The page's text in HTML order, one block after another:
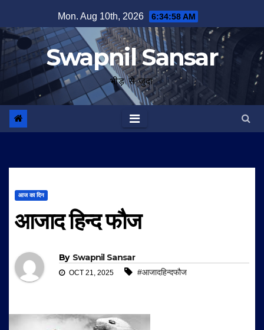
to
content
Mon. Aug 10th, 2026 6:34:59 AM
Swapnil Sansar
भीड़ से जुदा
आज का दिन
आजाद हिन्द फौज
By Swapnil Sansar
OCT 21, 2025 #आजादहिन्दफौज